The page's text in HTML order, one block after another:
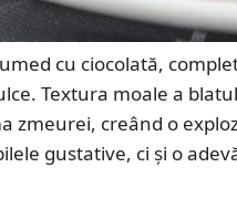
cu ciocolată,
Textura moale a
zmeurei, creând o
gustative, ci și o